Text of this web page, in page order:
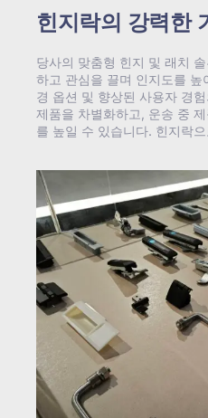
힌지락의 강력한
당사의 맞춤형 힌지 및 래치
하고 관심을 끌며 인지도를
경 옵션 및 향상된 사용자 경
제품을 차별화하고, 운송 중
를 높일 수 있습니다. 힌지락